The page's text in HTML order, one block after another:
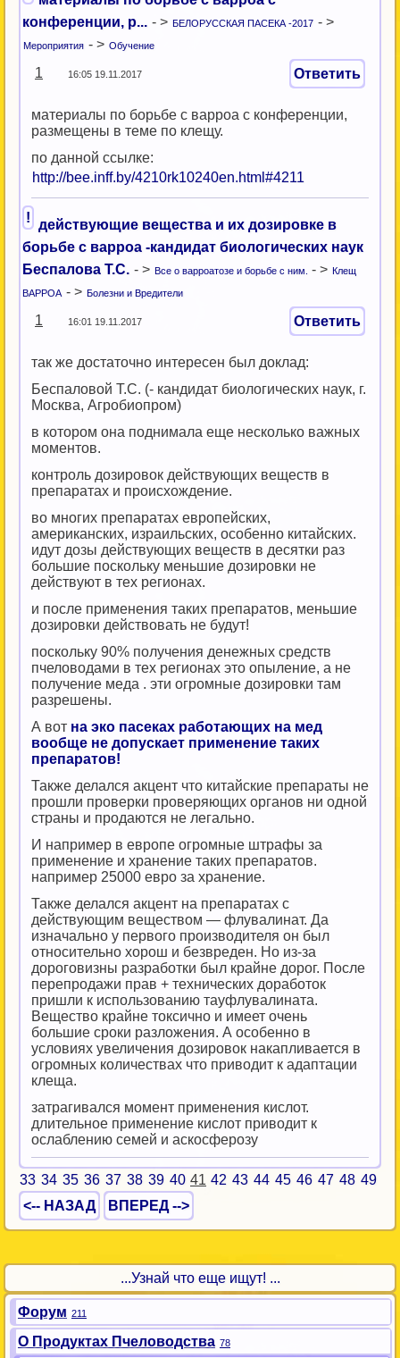
конференции, р... - > БЕЛОРУССКАЯ ПАСЕКА -2017 - >
Мероприятия - > Обучение
1 16:05 19.11.2017 Ответить
материалы по борьбе с варроа с конференции,
размещены в теме по клещу.
по данной ссылке:
http://bee.inff.by/4210rk10240en.html#4211
! действующие вещества и их дозировке в
борьбе с варроа -кандидат биологических наук
Беспалова Т.С. - > Все о варроатозе и борьбе с ним. - > Клещ
ВАРРОА - > Болезни и Вредители
1 16:01 19.11.2017 Ответить
так же достаточно интересен был доклад:
Беспаловой Т.С. (- кандидат биологических наук, г.
Москва, Агробиопром)
в котором она поднимала еще несколько важных
моментов.
контроль дозировок действующих веществ в
препаратах и происхождение.
во многих препаратах европейских,
американских, израильских, особенно китайских.
идут дозы действующих веществ в десятки раз
большие поскольку меньшие дозировки не
действуют в тех регионах.
и после применения таких препаратов, меньшие
дозировки действовать не будут!
поскольку 90% получения денежных средств
пчеловодами в тех регионах это опыление, а не
получение меда . эти огромные дозировки там
разрешены.
А вот на эко пасеках работающих на мед
вообще не допускает применение таких
препаратов!
Также делался акцент что китайские препараты не
прошли проверки проверяющих органов ни одной
страны и продаются не легально.
И например в европе огромные штрафы за
применение и хранение таких препаратов.
например 25000 евро за хранение.
Также делался акцент на препаратах с
действующим веществом — флувалинат. Да
изначально у первого производителя он был
относительно хорош и безвреден. Но из-за
дороговизны разработки был крайне дорог. После
перепродажи прав + технических доработок
пришли к использованию тауфлувалината.
Вещество крайне токсично и имеет очень
большие сроки разложения. А особенно в
условиях увеличения дозировок накапливается в
огромных количествах что приводит к адаптации
клеща.
затрагивался момент применения кислот.
длительное применение кислот приводит к
ослаблению семей и аскосферозу
33 34 35 36 37 38 39 40 41 42 43 44 45 46 47 48 49
<-- НАЗАД
ВПЕРЕД -->
...Узнай что еще ищут! ...
Форум 211
О Продуктах Пчеловодства 78